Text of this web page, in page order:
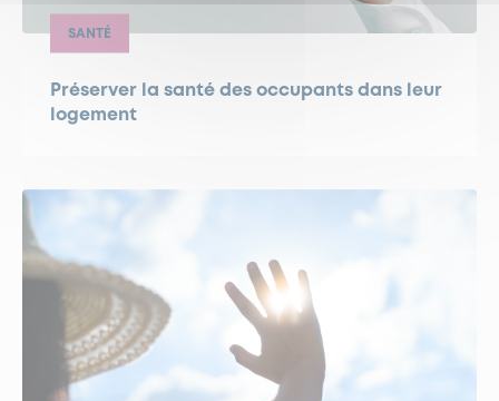
SANTÉ
Préserver la santé des occupants dans leur
logement